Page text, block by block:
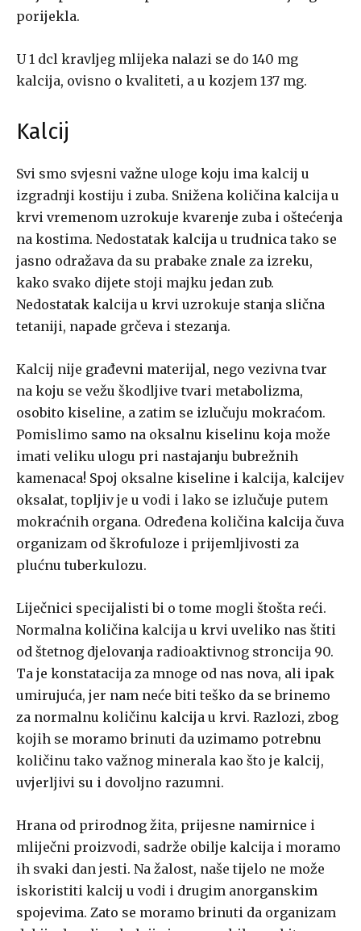
porijekla.
U 1 dcl kravljeg mlijeka nalazi se do 140 mg
kalcija, ovisno o kvaliteti, a u kozjem 137 mg.
Kalcij
Svi smo svjesni važne uloge koju ima kalcij u
izgradnji kostiju i zuba. Snižena količina kalcija u
krvi vremenom uzrokuje kvarenje zuba i oštećenja
na kostima. Nedostatak kalcija u trudnica tako se
jasno odražava da su prabake znale za izreku,
kako svako dijete stoji majku jedan zub.
Nedostatak kalcija u krvi uzrokuje stanja slična
tetaniji, napade grčeva i stezanja.
Kalcij nije građevni materijal, nego vezivna tvar
na koju se vežu škodljive tvari metabolizma,
osobito kiseline, a zatim se izlučuju mokraćom.
Pomislimo samo na oksalnu kiselinu koja može
imati veliku ulogu pri nastajanju bubrežnih
kamenaca! Spoj oksalne kiseline i kalcija, kalcijev
oksalat, topljiv je u vodi i lako se izlučuje putem
mokraćnih organa. Određena količina kalcija čuva
organizam od škrofuloze i prijemljivosti za
plućnu tuberkulozu.
Liječnici specijalisti bi o tome mogli štošta reći.
Normalna količina kalcija u krvi uveliko nas štiti
od štetnog djelovanja radioaktivnog stroncija 90.
Ta je konstatacija za mnoge od nas nova, ali ipak
umirujuća, jer nam neće biti teško da se brinemo
za normalnu količinu kalcija u krvi. Razlozi, zbog
kojih se moramo brinuti da uzimamo potrebnu
količinu tako važnog minerala kao što je kalcij,
uvjerljivi su i dovoljno razumni.
Hrana od prirodnog žita, prijesne namirnice i
mliječni proizvodi, sadrže obilje kalcija i moramo
ih svaki dan jesti. Na žalost, naše tijelo ne može
iskoristiti kalcij u vodi i drugim anorganskim
spojevima. Zato se moramo brinuti da organizam